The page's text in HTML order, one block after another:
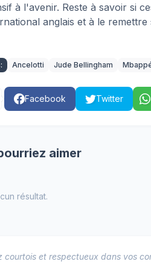
à l'avenir. Reste à savoir si
anglais et à le remettre
Ancelotti Jude Bellingham
Facebook Twitter
aimer
résultat.
courtois et respectueux dans vos